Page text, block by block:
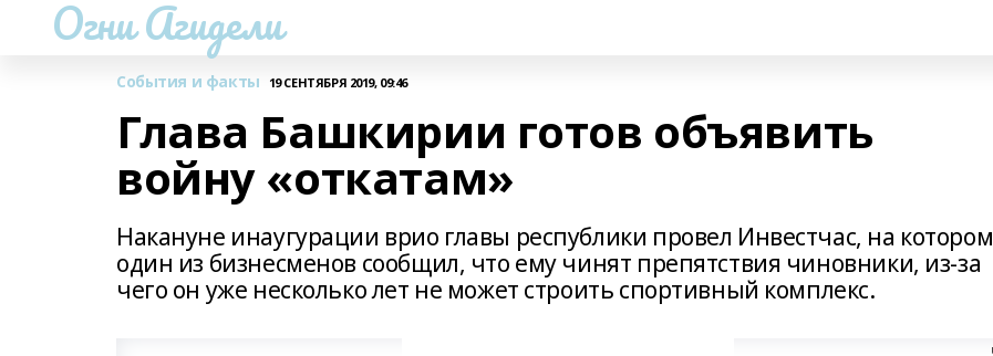
Огни Агидели
События и факты 19 СЕНТЯБРЯ 2019, 09:46
Глава Башкирии готов объявить
войну «откатам»
Накануне инаугурации врио главы республики провел Инвестчас, на котором
один из бизнесменов сообщил, что ему чинят препятствия чиновники, из-за
чего он уже несколько лет не может строить спортивный комплекс.